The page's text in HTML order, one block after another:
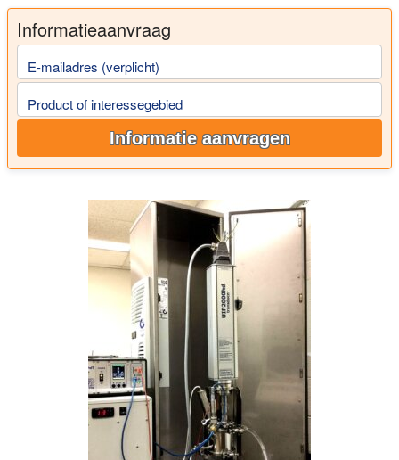
Informatieaanvraag
E-mailadres (verplicht)
Product of interessegebied
Informatie aanvragen